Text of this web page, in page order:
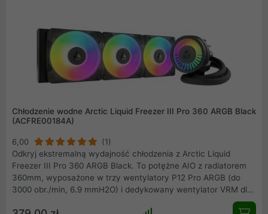
Chłodzenie wodne Arctic Liquid Freezer III Pro 360 ARGB Black
(ACFRE00184A)
6,00
(1)
Odkryj ekstremalną wydajność chłodzenia z Arctic Liquid
Freezer III Pro 360 ARGB Black. To potężne AIO z radiatorem
360mm, wyposażone w trzy wentylatory P12 Pro ARGB (do
3000 obr./min, 6.9 mmH2O) i dedykowany wentylator VRM dla